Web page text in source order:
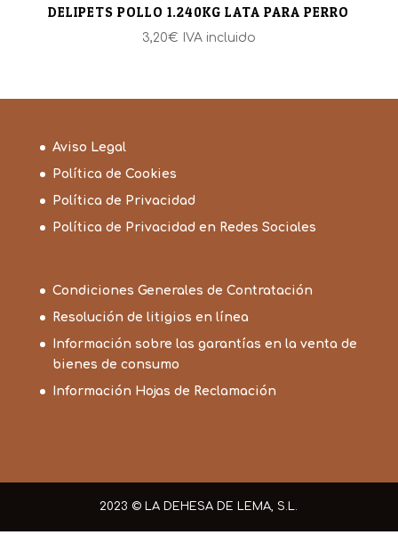
DELIPETS POLLO 1.240KG LATA PARA PERRO
3,20€ IVA incluido
Aviso Legal
Política de Cookies
Política de Privacidad
Política de Privacidad en Redes Sociales
Condiciones Generales de Contratación
Resolución de litigios en línea
Información sobre las garantías en la venta de
bienes de consumo
Información Hojas de Reclamación
2023 © LA DEHESA DE LEMA, S.L.